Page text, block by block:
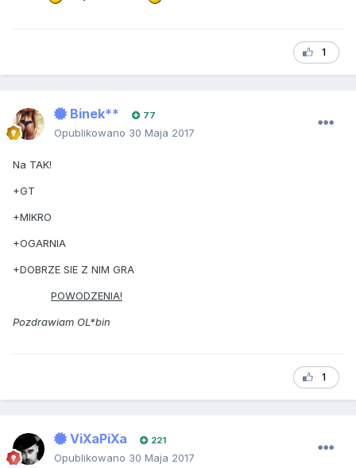
1
Binek** 77
Opublikowano 30 Maja 2017
Na TAK!
+GT
+MIKRO
+OGARNIA
+DOBRZE SIE Z NIM GRA
POWODZENIA!
Pozdrawiam OL*bin
1
ViXaPiXa 221
Opublikowano 30 Maja 2017